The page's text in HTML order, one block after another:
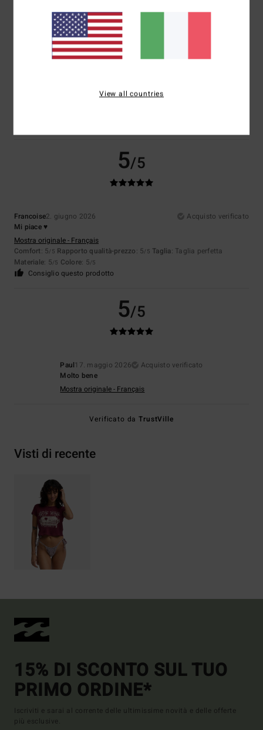
Taglia
Troppo piccoloTroppo grande
5.0
5/5
Francoise2. giugno 2026
Acquisto verificato
Mi piace ♥
Mostra originale - Français
Comfort: 5/5 Rapporto qualità-prezzo: 5/5 Taglia: Taglia perfetta
Materiale: 5/5 Colore: 5/5
Consiglio questo prodotto
5/5
Paul17. maggio 2026
Acquisto verificato
Molto bene
Mostra originale - Français
Verificato daTrustVille
Visti di recente
15% DI SCONTO SUL TUO
PRIMO ORDINE*
Iscriviti e sarai al corrente delle ultimissime novità e delle offerte
più esclusive.
View all countries